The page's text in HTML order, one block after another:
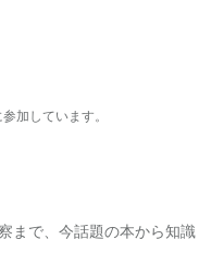
加しています。
まで、今話題の本から知識